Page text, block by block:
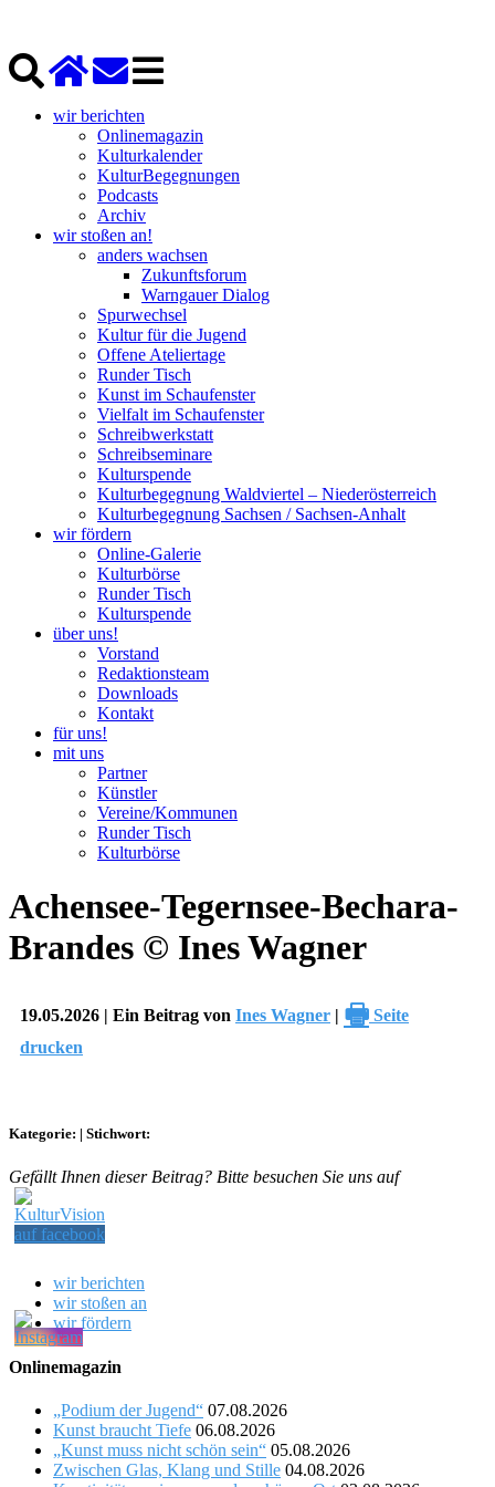
wir berichten
Onlinemagazin
Kulturkalender
KulturBegegnungen
Podcasts
Archiv
wir stoßen an!
anders wachsen
Zukunftsforum
Warngauer Dialog
Spurwechsel
Kultur für die Jugend
Offene Ateliertage
Runder Tisch
Kunst im Schaufenster
Vielfalt im Schaufenster
Schreibwerkstatt
Schreibseminare
Kulturspende
Kulturbegegnung Waldviertel – Niederösterreich
Kulturbegegnung Sachsen / Sachsen-Anhalt
wir fördern
Online-Galerie
Kulturbörse
Runder Tisch
Kulturspende
über uns!
Vorstand
Redaktionsteam
Downloads
Kontakt
für uns!
mit uns
Partner
Künstler
Vereine/Kommunen
Runder Tisch
Kulturbörse
Achensee-Tegernsee-Bechara-
Brandes © Ines Wagner
19.05.2026 | Ein Beitrag von Ines Wagner | 🖶 Seite
drucken
Kategorie: | Stichwort:
Gefällt Ihnen dieser Beitrag? Bitte besuchen Sie uns auf
wir berichten
wir stoßen an
wir fördern
Onlinemagazin
„Podium der Jugend“ 07.08.2026
Kunst braucht Tiefe 06.08.2026
„Kunst muss nicht schön sein“ 05.08.2026
Zwischen Glas, Klang und Stille 04.08.2026